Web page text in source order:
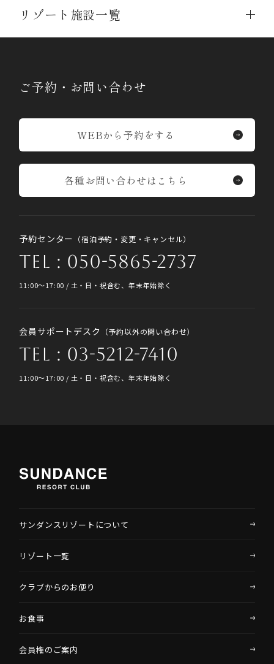
リゾート施設一覧
ご予約・お問い合わせ
WEBから予約をする
各種お問い合わせはこちら
予約センター （宿泊予約・変更・キャンセル）
TEL : 050-5865-2737
11:00〜17:00 / 土・日・祝含む、年末年始除く
会員サポートデスク （予約以外の問い合わせ）
TEL : 03-5212-7410
11:00〜17:00 / 土・日・祝含む、年末年始除く
サンダンスリゾートについて
リゾート一覧
クラブからのお便り
お食事
会員権のご案内